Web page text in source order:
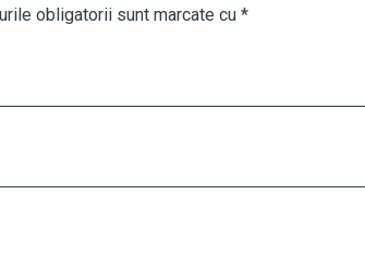
obligatorii sunt marcate cu *